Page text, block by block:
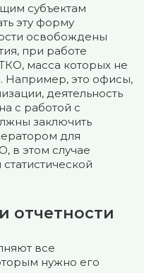
субъектам
эту форму
освобождены
при работе
масса которых не
Например, это офисы,
деятельность
с работой с
заключить
для
в этом случае
отчетности
все
нужно его